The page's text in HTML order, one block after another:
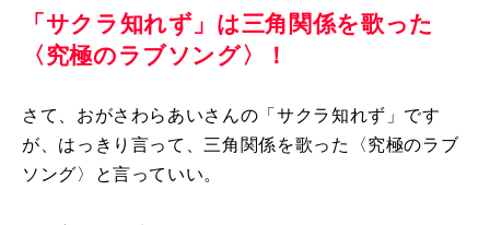
「サクラ知れず」は三角関係を歌った
〈究極のラブソング〉！
さて、おがさわらあいさんの「サクラ知れず」です
が、はっきり言って、三角関係を歌った〈究極のラブ
ソング〉と言っていい。